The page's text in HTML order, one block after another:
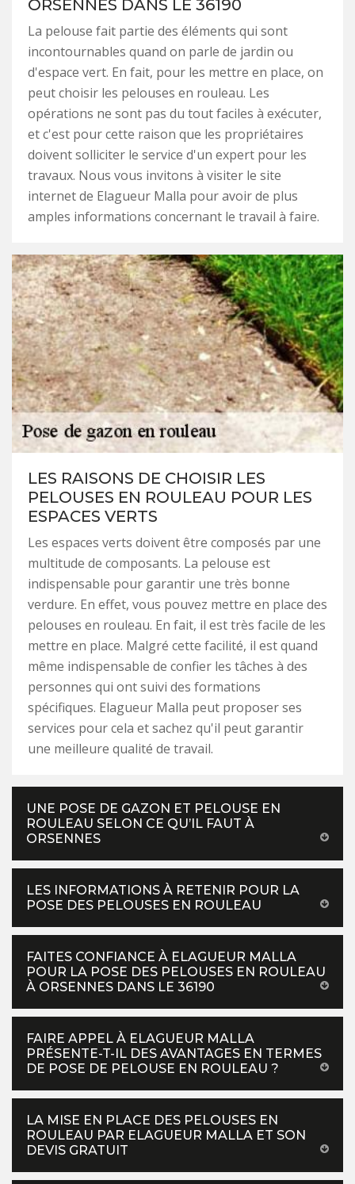
ORSENNES DANS LE 36190
La pelouse fait partie des éléments qui sont
incontournables quand on parle de jardin ou
d'espace vert. En fait, pour les mettre en place, on
peut choisir les pelouses en rouleau. Les
opérations ne sont pas du tout faciles à exécuter,
et c'est pour cette raison que les propriétaires
doivent solliciter le service d'un expert pour les
travaux. Nous vous invitons à visiter le site
internet de Elagueur Malla pour avoir de plus
amples informations concernant le travail à faire.
LES RAISONS DE CHOISIR LES
PELOUSES EN ROULEAU POUR LES
ESPACES VERTS
Les espaces verts doivent être composés par une
multitude de composants. La pelouse est
indispensable pour garantir une très bonne
verdure. En effet, vous pouvez mettre en place des
pelouses en rouleau. En fait, il est très facile de les
mettre en place. Malgré cette facilité, il est quand
même indispensable de confier les tâches à des
personnes qui ont suivi des formations
spécifiques. Elagueur Malla peut proposer ses
services pour cela et sachez qu'il peut garantir
une meilleure qualité de travail.
UNE POSE DE GAZON ET PELOUSE EN
ROULEAU SELON CE QU’IL FAUT À
ORSENNES
LES INFORMATIONS À RETENIR POUR LA
POSE DES PELOUSES EN ROULEAU
FAITES CONFIANCE À ELAGUEUR MALLA
POUR LA POSE DES PELOUSES EN ROULEAU
À ORSENNES DANS LE 36190
FAIRE APPEL À ELAGUEUR MALLA
PRÉSENTE-T-IL DES AVANTAGES EN TERMES
DE POSE DE PELOUSE EN ROULEAU ?
LA MISE EN PLACE DES PELOUSES EN
ROULEAU PAR ELAGUEUR MALLA ET SON
DEVIS GRATUIT